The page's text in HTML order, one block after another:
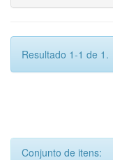
Resultado 1-1 de 1.
Conjunto de itens: